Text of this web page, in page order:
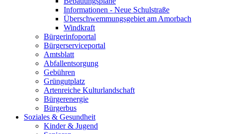
Informationen - Neue Schulstraße
Überschwemmungsgebiet am Amorbach
Windkraft
Bürgerinfoportal
Bürgerserviceportal
Amtsblatt
Abfallentsorgung
Gebühren
Grüngutplatz
Artenreiche Kulturlandschaft
Bürgerenergie
Bürgerbus
Soziales & Gesundheit
Kinder & Jugend